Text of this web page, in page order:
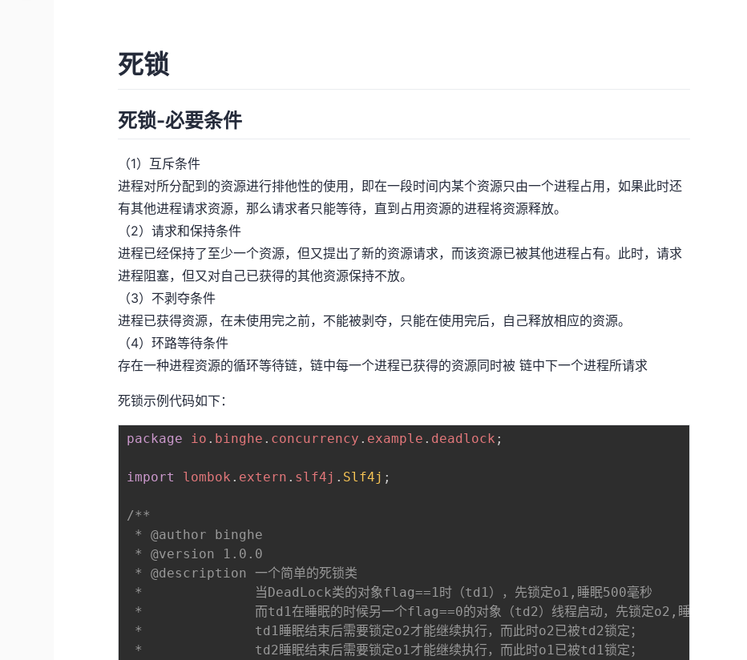
死锁
死锁-必要条件
（1）互斥条件
进程对所分配到的资源进行排他性的使用，即在一段时间内某个资源只由一个进程占用，如果此时还
有其他进程请求资源，那么请求者只能等待，直到占用资源的进程将资源释放。
（2）请求和保持条件
进程已经保持了至少一个资源，但又提出了新的资源请求，而该资源已被其他进程占有。此时，请求
进程阻塞，但又对自己已获得的其他资源保持不放。
（3）不剥夺条件
进程已获得资源，在未使用完之前，不能被剥夺，只能在使用完后，自己释放相应的资源。
（4）环路等待条件
存在一种进程资源的循环等待链，链中每一个进程已获得的资源同时被 链中下一个进程所请求
死锁示例代码如下：
package io . binghe . concurrency . example . deadlock ;
import lombok . extern . slf4j . Slf4j ;
/**
* @author binghe
* @version 1.0.0
* @description 一个简单的死锁类
*              当DeadLock类的对象flag==1时（td1），先锁定o1,睡眠500毫秒
*              而td1在睡眠的时候另一个flag==0的对象（td2）线程启动，先锁定o2,睡眠500毫秒
*              td1睡眠结束后需要锁定o2才能继续执行，而此时o2已被td2锁定；
*              td2睡眠结束后需要锁定o1才能继续执行，而此时o1已被td1锁定；